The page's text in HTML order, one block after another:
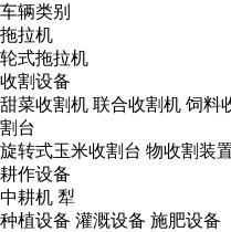
车辆类别
拖拉机
轮式拖拉机
收割设备
甜菜收割机 联合收割机 饲料
割台
旋转式玉米收割台 物收割装
耕作设备
中耕机 犁
种植设备 灌溉设备 施肥设备